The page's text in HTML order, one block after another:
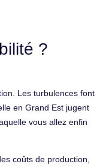
?
Les turbulences font
en Grand Est jugent
vous allez enfin
coûts de production,